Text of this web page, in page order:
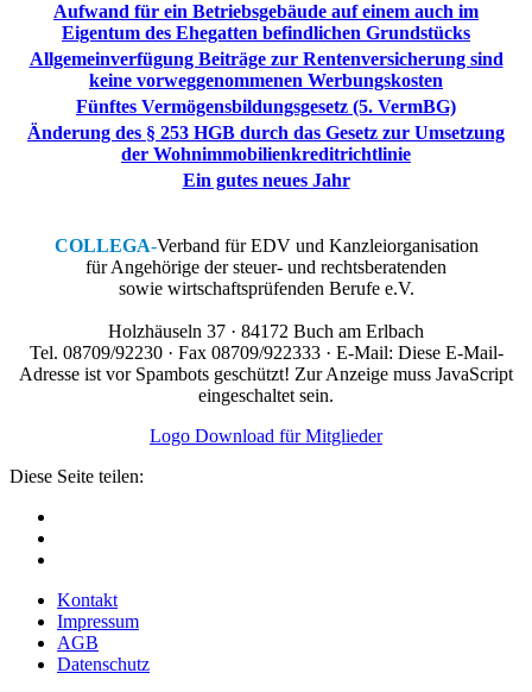
Aufwand für ein Betriebsgebäude auf einem auch im
Eigentum des Ehegatten befindlichen Grundstücks
Allgemeinverfügung Beiträge zur Rentenversicherung sind
keine vorweggenommenen Werbungskosten
Fünf­tes Ver­mö­gens­bil­dungs­ge­setz (5. VermBG)
Änderung des § 253 HGB durch das Gesetz zur Umsetzung
der Wohnimmobilienkreditrichtlinie
Ein gutes neues Jahr
COLLEGA-Verband für EDV und Kanzleiorganisation
für Angehörige der steuer- und rechtsberatenden
sowie wirtschaftsprüfenden Berufe e.V.
Holzhäuseln 37 · 84172 Buch am Erlbach
Tel. 08709/92230 · Fax 08709/922333 · E-Mail: Diese E-Mail-
Adresse ist vor Spambots geschützt! Zur Anzeige muss JavaScript
eingeschaltet sein.
Logo Download für Mitglieder
Diese Seite teilen:
Kontakt
Impressum
AGB
Datenschutz